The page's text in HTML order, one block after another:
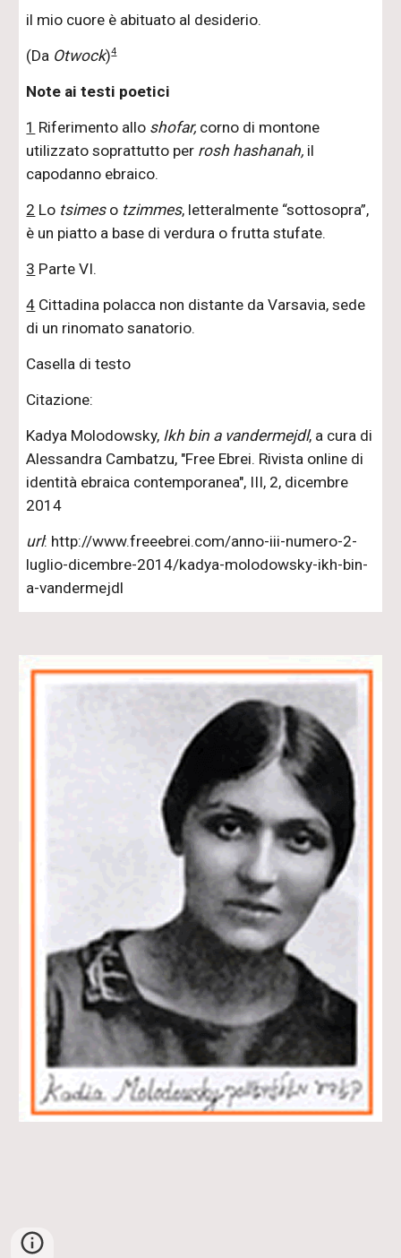
il mio cuore è abituato al desiderio.
(Da Otwock)4
Note ai testi poetici
1 Riferimento allo shofar, corno di montone
utilizzato soprattutto per rosh hashanah, il
capodanno ebraico.
2 Lo tsimes o tzimmes, letteralmente “sottosopra”,
è un piatto a base di verdura o frutta stufate.
3 Parte VI.
4 Cittadina polacca non distante da Varsavia, sede
di un rinomato sanatorio.
Casella di testo
Citazione:
Kadya Molodowsky, Ikh bin a vandermejdl, a cura di
Alessandra Cambatzu, "Free Ebrei. Rivista online di
identità ebraica contemporanea", III, 2, dicembre
2014
url: http://www.freeebrei.com/anno-iii-numero-2-
luglio-dicembre-2014/kadya-molodowsky-ikh-bin-
a-vandermejdl